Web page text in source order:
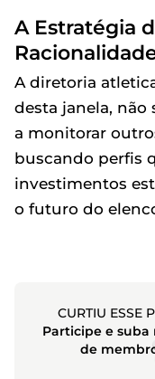
A Estratégia
A diretoria
desta janela, não
a monitorar
buscando perfis
investimentos
o futuro do
CURTIU ESSE
Participe e suba
de